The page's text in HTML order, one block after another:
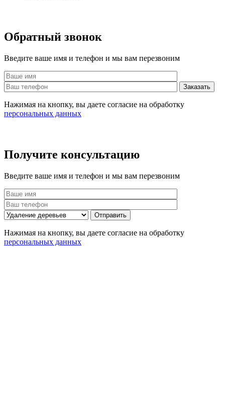
Обратный звонок
Введите ваше имя и телефон и мы вам перезвоним
Нажимая на кнопку, вы даете согласие на обработку
персональных данных
Получите консультацию
Введите ваше имя и телефон и мы вам перезвоним
Нажимая на кнопку, вы даете согласие на обработку
персональных данных